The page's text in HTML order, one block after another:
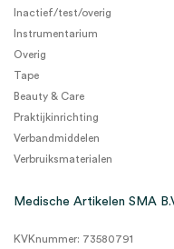
Inactief/test/overig
Instrumentarium
Overig
Tape
Beauty & Care
Praktijkinrichting
Verbandmiddelen
Verbruiksmaterialen
Medische Artikelen SMA
KVKnummer: 73580791